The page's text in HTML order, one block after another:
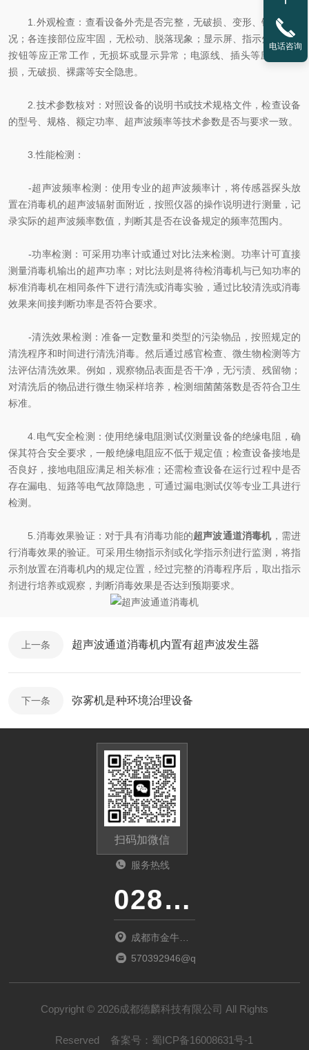
1.外观检查：查看设备外壳是否完整，无破损、变形、锈蚀等情
况；各连接部位应牢固，无松动、脱落现象；显示屏、指示灯、操作
按钮等应正常工作，无损坏或显示异常；电源线、插头等应完好无
损，无破损、裸露等安全隐患。
2.技术参数核对：对照设备的说明书或技术规格文件，检查设备
的型号、规格、额定功率、超声波频率等技术参数是否与要求一致。
3.性能检测：
-超声波频率检测：使用专业的超声波频率计，将传感器探头放
置在消毒机的超声波辐射面附近，按照仪器的操作说明进行测量，记
录实际的超声波频率数值，判断其是否在设备规定的频率范围内。
-功率检测：可采用功率计或通过对比法来检测。功率计可直接
测量消毒机输出的超声功率；对比法则是将待检消毒机与已知功率的
标准消毒机在相同条件下进行清洗或消毒实验，通过比较清洗或消毒
效果来间接判断功率是否符合要求。
-清洗效果检测：准备一定数量和类型的污染物品，按照规定的
清洗程序和时间进行清洗消毒。然后通过感官检查、微生物检测等方
法评估清洗效果。例如，观察物品表面是否干净，无污渍、残留物；
对清洗后的物品进行微生物采样培养，检测细菌菌落数是否符合卫生
标准。
4.电气安全检测：使用绝缘电阻测试仪测量设备的绝缘电阻，确
保其符合安全要求，一般绝缘电阻应不低于规定值；检查设备接地是
否良好，接地电阻应满足相关标准；还需检查设备在运行过程中是否
存在漏电、短路等电气故障隐患，可通过漏电测试仪等专业工具进行
检测。
5.消毒效果验证：对于具有消毒功能的超声波通道消毒机 ，需进
行消毒效果的验证。可采用生物指示剂或化学指示剂进行监测，将指
示剂放置在消毒机内的规定位置，经过完整的消毒程序后，取出指示
剂进行培养或观察，判断消毒效果是否达到预期要求。
上一条 超声波通道消毒机内置有超声波发生器
下一条 弥雾机是种环境治理设备
扫码加微信
服务热线
028-87741718
成都市金牛区
金府路799号1
570392946@qq.com
Copyright © 2026成都德麟科技有限公司 All Rights
Reserved 备案号： 蜀ICP备16008631号-1
电话咨询